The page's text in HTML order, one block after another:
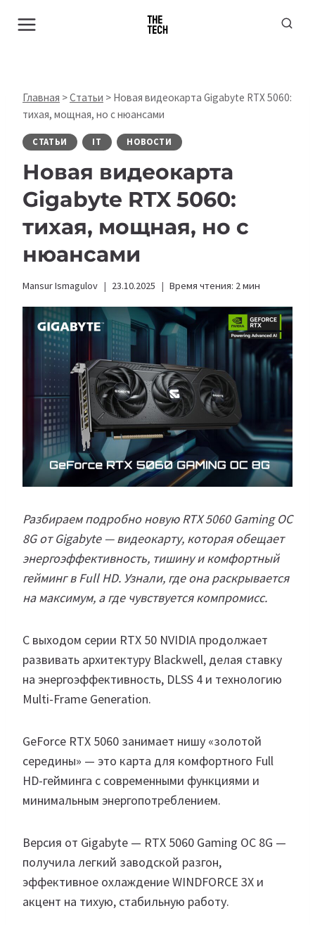
Главная >Статьи > Новая видеокарта Gigabyte RTX 5060:
тихая, мощная, но с нюансами
СТАТЬИ IT НОВОСТИ
Новая видеокарта
Gigabyte RTX 5060:
тихая, мощная, но с
нюансами
Mansur Ismagulov 23.10.2025 Время чтения: 2мин
Разбираем подробно новую RTX 5060 Gaming OC
8G от Gigabyte — видеокарту, которая обещает
энергоэффективность, тишину и комфортный
гейминг в Full HD. Узнали, где она раскрывается
на максимум, а где чувствуется компромисс.
С выходом серии RTX 50 NVIDIA продолжает
развивать архитектуру Blackwell, делая ставку
на энергоэффективность, DLSS 4 и технологию
Multi-Frame Generation.
GeForce RTX 5060 занимает нишу «золотой
середины» — это карта для комфортного Full
HD-гейминга с современными функциями и
минимальным энергопотреблением.
Версия от Gigabyte — RTX 5060 Gaming OC 8G —
получила легкий заводской разгон,
эффективное охлаждение WINDFORCE 3X и
акцент на тихую, стабильную работу.